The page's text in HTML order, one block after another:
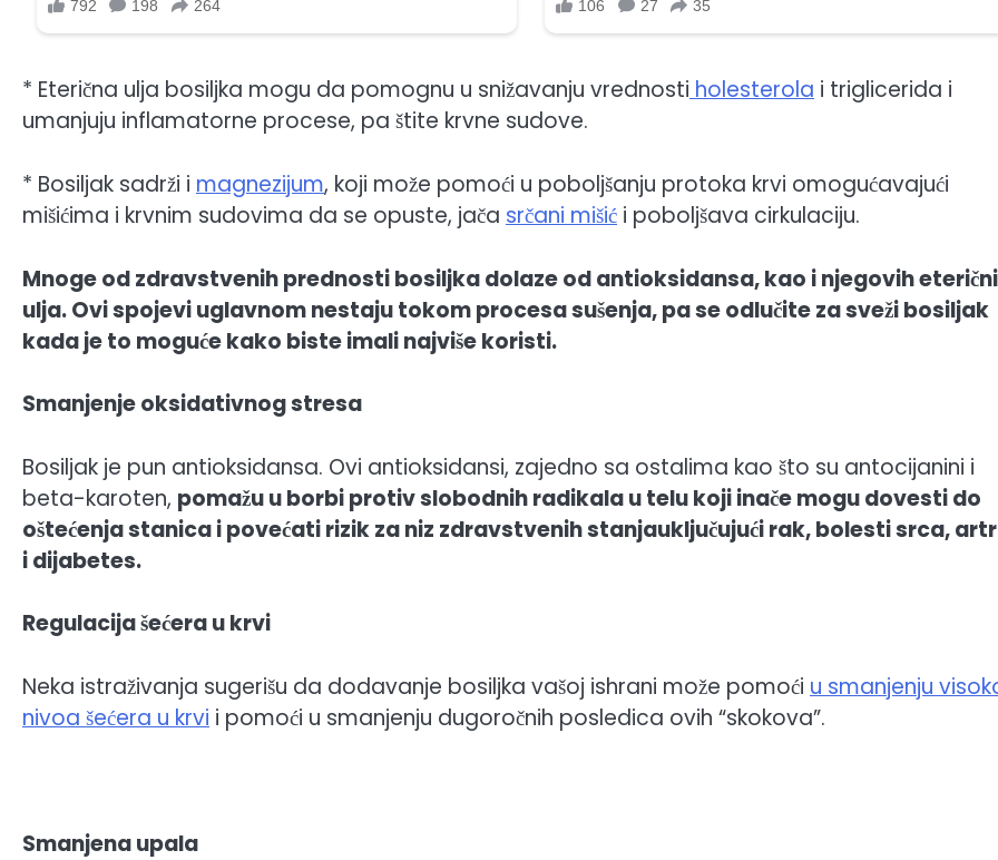
* Eterična ulja bosiljka mogu da pomognu u snižavanju vrednostiholesterola i triglicerida i
umanjuju inflamatorne procese, pa štite krvne sudove.
* Bosiljak sadrži i magnezijum, koji može pomoći u poboljšanju protoka krvi omogućavajući
mišićima i krvnim sudovima da se opuste, jača srčani mišić i poboljšava cirkulaciju.
Mnoge od zdravstvenih prednosti bosiljka dolaze od antioksidansa, kao i njegovih
ulja. Ovi spojevi uglavnom nestaju tokom procesa sušenja, pa se odlučite za sveži bosiljak
kada je to moguće kako biste imali najviše koristi.
Smanjenje oksidativnog stresa
Bosiljak je pun antioksidansa. Ovi antioksidansi, zajedno sa ostalima kao što su antocijanini i
beta-karoten, pomažu u borbi protiv slobodnih radikala u telu koji inače mogu dovesti do
oštećenja stanica i povećati rizik za niz zdravstvenih stanjauključujući rak, bolesti srca,
i dijabetes.
Regulacija šećera u krvi
Neka istraživanja sugerišu da dodavanje bosiljka vašoj ishrani može pomoći u smanjenju
nivoa šećera u krvi i pomoći u smanjenju dugoročnih posledica ovih “skokova”.
Smanjena upala